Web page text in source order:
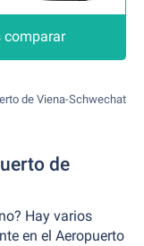
comparar
de Viena-Schwechat
de
Hay varios
en el Aeropuerto